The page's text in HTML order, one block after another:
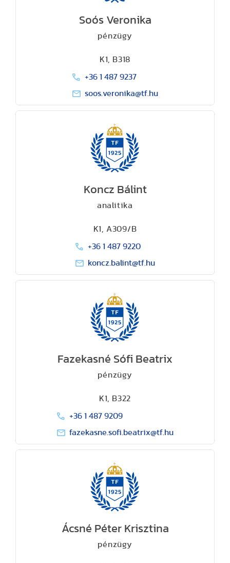
Soós Veronika
pénzügy
K1, B318
+36 1 487 9237
soos.veronika@tf.hu
Koncz Bálint
analitika
K1, A309/B
+36 1 487 9220
koncz.balint@tf.hu
Fazekasné Sófi Beatrix
pénzügy
K1, B322
+36 1 487 9209
fazekasne.sofi.beatrix@tf.hu
Ácsné Péter Krisztina
pénzügy